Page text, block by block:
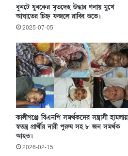
ধুনটে যুবকের মৃতদেহ উদ্ধার গলায় মুখে
আঘাতের চিহ্ন ফজলে রাব্বি শুভে।
2025-07-05
কালীগঞ্জে বিএনপি সমর্থকদের সন্ত্রাসী হামলায়
স্বতন্ত্র প্রার্থীর নারী পুরুষ সহ ৮ জন সমর্থক
আহত।
2026-02-15